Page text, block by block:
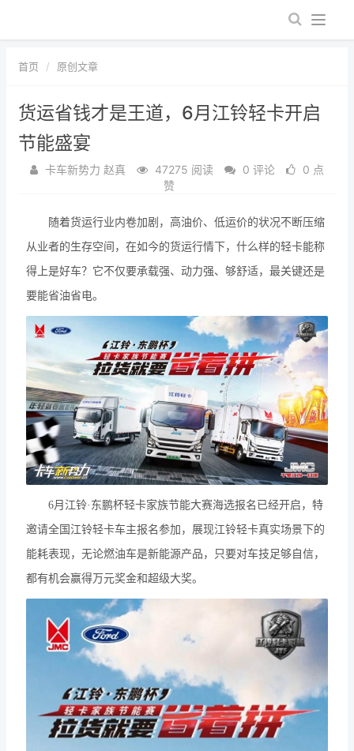
首页 原创文章
货运省钱才是王道，6月江铃轻卡开启
节能盛宴
卡车新势力 赵真 47275 阅读 0 评论
0 点
赞
随着货运行业内卷加剧，高油价、低运价的状况不断压缩
从业者的生存空间，在如今的货运行情下，什么样的轻卡能称
得上是好车？它不仅要承载强、动力强、够舒适，最关键还是
要能省油省电。
6月江铃·东鹏杯轻卡家族节能大赛海选报名已经开启，特
邀请全国江铃轻卡车主报名参加，展现江铃轻卡真实场景下的
能耗表现，无论燃油车是新能源产品，只要对车技足够自信，
都有机会赢得万元奖金和超级大奖。